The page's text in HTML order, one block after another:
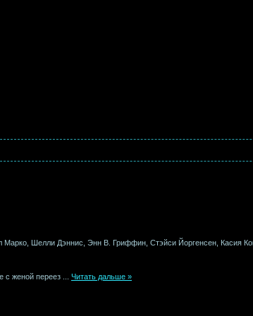
Марко, Шелли Дэннис, Энн В. Гриффин, Стэйси Йоргенсен, Касия
с женой переез
Читать дальше »